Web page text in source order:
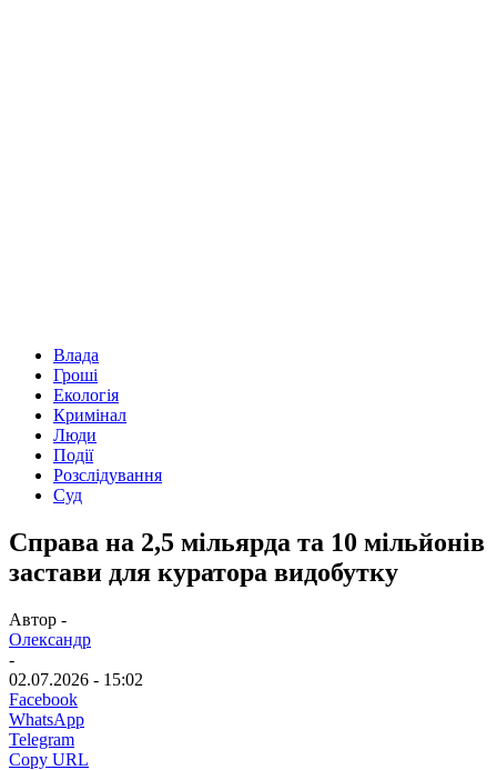
Влада
Гроші
Екологія
Кримінал
Люди
Події
Розслідування
Суд
Справа на 2,5 мільярда та 10 мільйонів
застави для куратора видобутку
Автор -
Олександр
-
02.07.2026 - 15:02
Facebook
WhatsApp
Telegram
Copy URL